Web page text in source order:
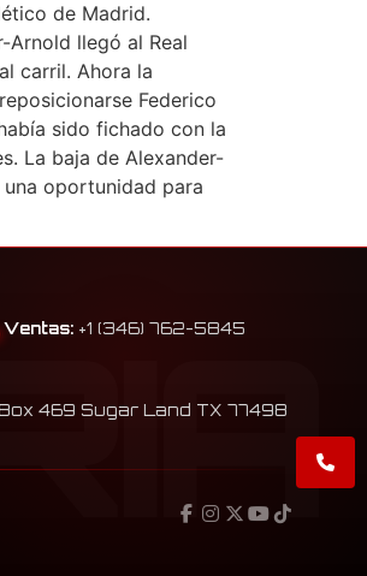
de Madrid.
Arnold llegó al Real
carril. Ahora la
Federico
sido fichado con la
La baja de Alexander-
oportunidad para
Ventas: +1 (346) 762-5845
Box 469 Sugar Land TX 77498